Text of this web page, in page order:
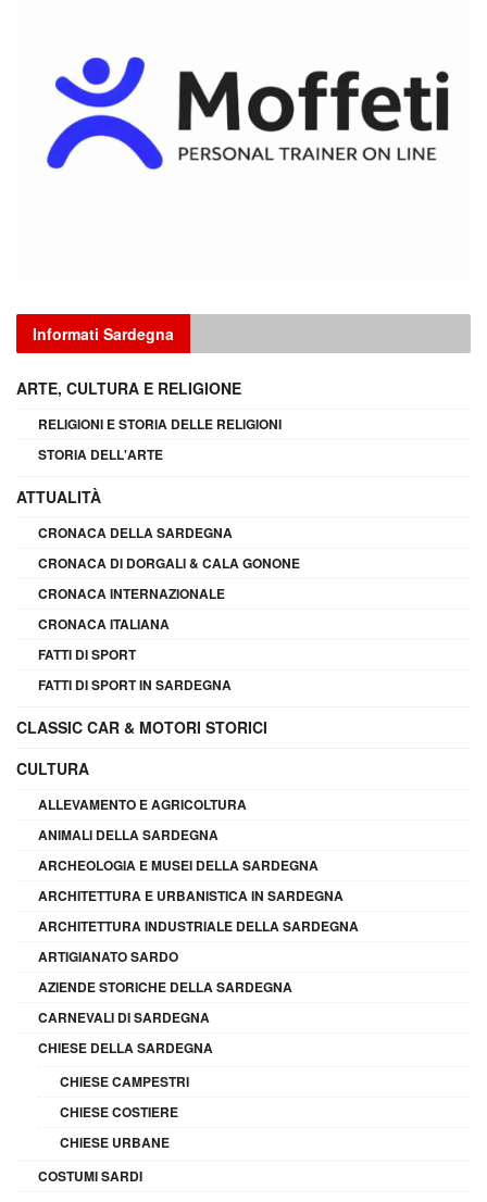
Informati Sardegna
ARTE, CULTURA E RELIGIONE
RELIGIONI E STORIA DELLE RELIGIONI
STORIA DELL'ARTE
ATTUALITÀ
CRONACA DELLA SARDEGNA
CRONACA DI DORGALI & CALA GONONE
CRONACA INTERNAZIONALE
CRONACA ITALIANA
FATTI DI SPORT
FATTI DI SPORT IN SARDEGNA
CLASSIC CAR & MOTORI STORICI
CULTURA
ALLEVAMENTO E AGRICOLTURA
ANIMALI DELLA SARDEGNA
ARCHEOLOGIA E MUSEI DELLA SARDEGNA
ARCHITETTURA E URBANISTICA IN SARDEGNA
ARCHITETTURA INDUSTRIALE DELLA SARDEGNA
ARTIGIANATO SARDO
AZIENDE STORICHE DELLA SARDEGNA
CARNEVALI DI SARDEGNA
CHIESE DELLA SARDEGNA
CHIESE CAMPESTRI
CHIESE COSTIERE
CHIESE URBANE
COSTUMI SARDI